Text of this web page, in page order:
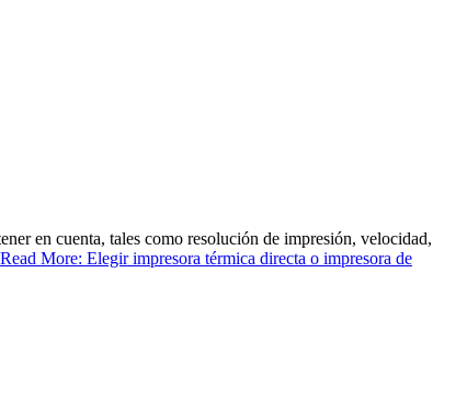
en cuenta, tales como resolución de impresión, velocidad,
Read More: Elegir impresora térmica directa o impresora de